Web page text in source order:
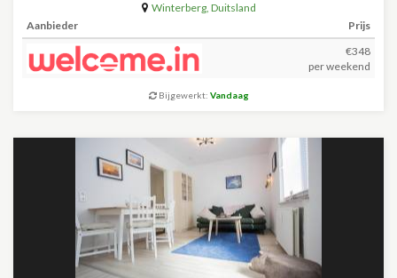
Winterberg, Duitsland
Aanbieder
Prijs
€348
per weekend
Bijgewerkt: Vandaag